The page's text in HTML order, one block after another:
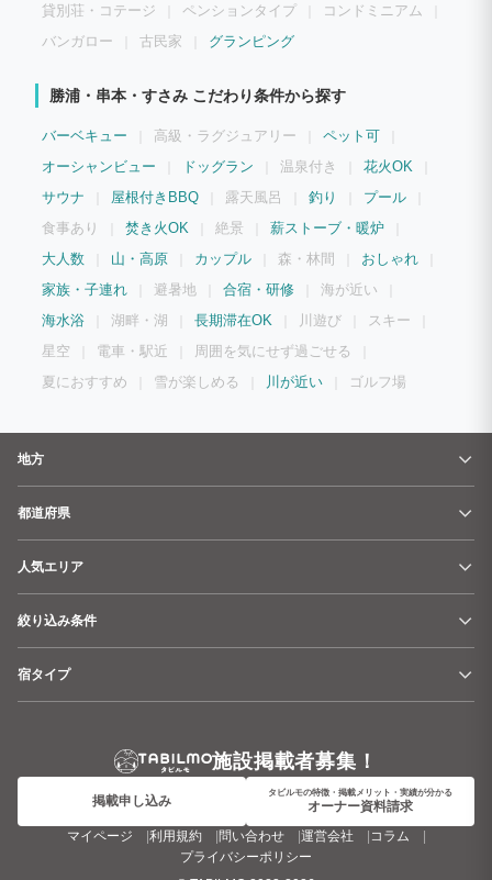
貸別荘・コテージ ペンションタイプ
コンドミニアム
バンガロー
古民家 グランピング
勝浦・串本・すさみ こだわり条件から探す
バーベキュー 高級・ラグジュアリー
ペット可
オーシャンビュー
ドッグラン 温泉付き
花火OK
サウナ
屋根付きBBQ 露天風呂 釣り
プール
食事あり
焚き火OK 絶景
薪ストーブ・暖炉
大人数
山・高原 カップル 森・林間
おしゃれ
家族・子連れ
避暑地 合宿・研修
海が近い
海水浴
湖畔・湖 長期滞在OK 川遊び
スキー
星空
電車・駅近
周囲を気にせず過ごせる
夏におすすめ
雪が楽しめる 川が近い ゴルフ場
地方
都道府県
人気エリア
絞り込み条件
宿タイプ
施設掲載者募集！
掲載申し込み
タビルモの特徴・掲載メリット・実績が分かる
オーナー資料請求
マイページ
利用規約 問い合わせ 運営会社
コラム
プライバシーポリシー